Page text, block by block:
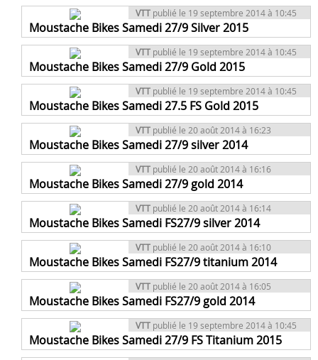
VTT publié le 19 septembre 2014 à 10:45
Moustache Bikes Samedi 27/9 Silver 2015
VTT publié le 19 septembre 2014 à 10:45
Moustache Bikes Samedi 27/9 Gold 2015
VTT publié le 19 septembre 2014 à 10:45
Moustache Bikes Samedi 27.5 FS Gold 2015
VTT publié le 20 août 2014 à 16:23
Moustache Bikes Samedi 27/9 silver 2014
VTT publié le 20 août 2014 à 16:16
Moustache Bikes Samedi 27/9 gold 2014
VTT publié le 20 août 2014 à 16:14
Moustache Bikes Samedi FS27/9 silver 2014
VTT publié le 20 août 2014 à 16:10
Moustache Bikes Samedi FS27/9 titanium 2014
VTT publié le 20 août 2014 à 16:05
Moustache Bikes Samedi FS27/9 gold 2014
VTT publié le 19 septembre 2014 à 10:45
Moustache Bikes Samedi 27/9 FS Titanium 2015